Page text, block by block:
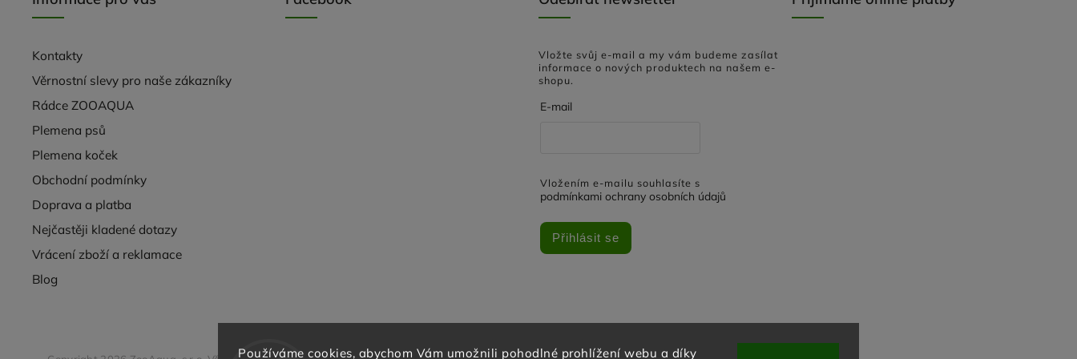
Používáme cookies, abychom Vám umožnili pohodlné prohlížení webu a díky
Kontakty
Věrnostní slevy pro naše zákazníky
Rádce ZOOAQUA
Plemena psů
Plemena koček
Obchodní podmínky
Doprava a platba
Nejčastěji kladené dotazy
Vrácení zboží a reklamace
Blog
Vložte svůj e-mail a my vám budeme zasílat
informace o nových produktech na našem e-
shopu.
E-mail
Vložením e-mailu souhlasíte s
podmínkami ochrany osobních údajů
Přihlásit se